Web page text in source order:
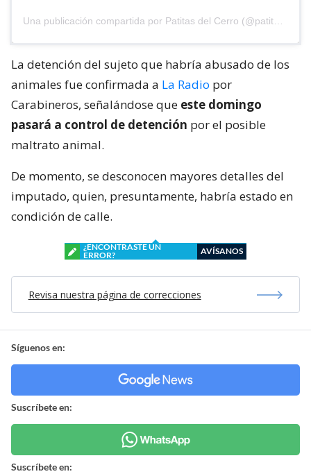
Una publicación compartida por Patitas del Cerro (@patitasdelcerro)
La detención del sujeto que habría abusado de los
animales fue confirmada a La Radio por
Carabineros, señalándose que este domingo
pasará a control de detención por el posible
maltrato animal.
De momento, se desconocen mayores detalles del
imputado, quien, presuntamente, habría estado en
condición de calle.
¿ENCONTRASTE UN
ERROR?
AVÍSANOS
Revisa nuestra página de correcciones
Síguenos en:
Suscríbete en:
Suscríbete en: